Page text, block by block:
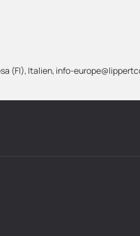
(FI), Italien, info-